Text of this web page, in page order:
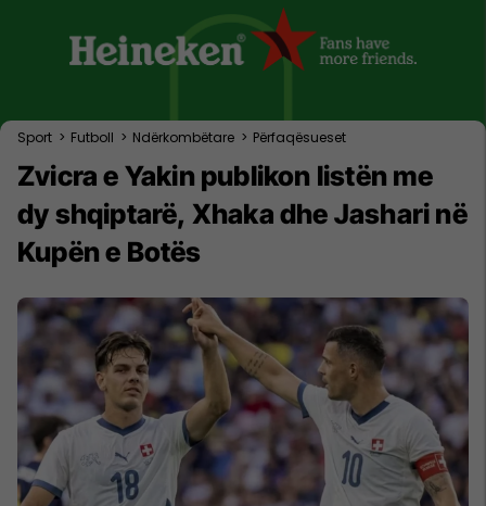
Sport > Futboll > Ndërkombëtare > Përfaqësueset
Zvicra e Yakin publikon listën me
dy shqiptarë, Xhaka dhe Jashari në
Kupën e Botës